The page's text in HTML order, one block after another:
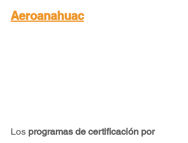
Aeroanahuac
Los programas de certificación por